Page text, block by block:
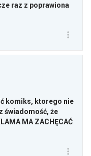
raz z poprawiona
komiks, ktorego nie
świadomość, że
MA ZACHĘCAĆ